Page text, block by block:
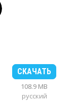
СКАЧАТЬ
108.9 MB
русский